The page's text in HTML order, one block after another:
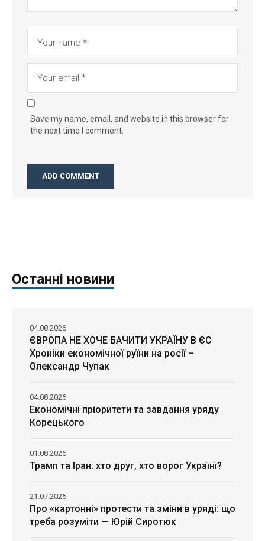
Save my name, email, and website in this browser for
the next time I comment.
Останні новини
ЄВРОПА НЕ ХОЧЕ БАЧИТИ УКРАЇНУ В ЄС
Хроніки економічної руїни на росії –
Олександр Чупак
04.08.2026
Економічні пріоритети та завдання уряду
Корецького
04.08.2026
Трамп та Іран: хто друг, хто ворог Україні?
01.08.2026
Про «картонні» протести та зміни в уряді: що
треба розуміти — Юрій Сиротюк
21.07.2026